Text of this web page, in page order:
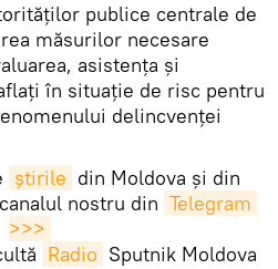
publice centrale de
măsurilor necesare
asistența şi
în situație de risc pentru
delincvenței
știrile din Moldova și din
nostru din Telegram
>>>
Radio Sputnik Moldova